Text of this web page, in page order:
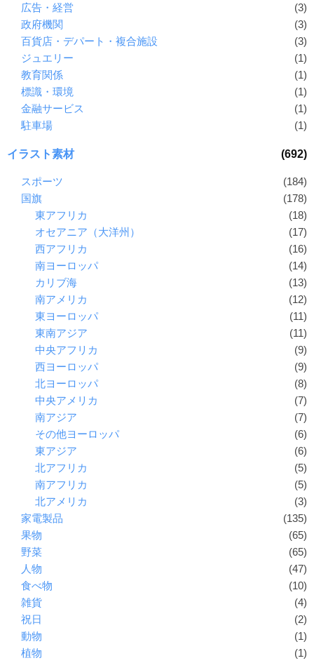
広告・経営
(3)
政府機関
(3)
百貨店・デパート・複合施設
(3)
ジュエリー
(1)
教育関係
(1)
標識・環境
(1)
金融サービス
(1)
駐車場
(1)
イラスト素材 (692)
スポーツ
(184)
国旗
(178)
東アフリカ
(18)
オセアニア（大洋州）
(17)
西アフリカ
(16)
南ヨーロッパ
(14)
カリブ海
(13)
南アメリカ
(12)
東ヨーロッパ
(11)
東南アジア
(11)
中央アフリカ
(9)
西ヨーロッパ
(9)
北ヨーロッパ
(8)
中央アメリカ
(7)
南アジア
(7)
その他ヨーロッパ
(6)
東アジア
(6)
北アフリカ
(5)
南アフリカ
(5)
北アメリカ
(3)
家電製品
(135)
果物
(65)
野菜
(65)
人物
(47)
食べ物
(10)
雑貨
(4)
祝日
(2)
動物
(1)
植物
(1)